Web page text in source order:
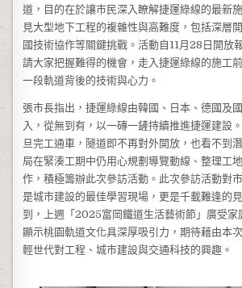
道，目的在於讓市民深入瞭解捷運綠線的最新
見大型地下工程的複雜性與高難度，包括深層
國技術協作等關鍵挑戰。活動自11月28日開放
請大家把握難得的機會，走入捷運綠線的施工
一段軌道背後的技術與心力。
張市長指出，捷運綠線由韓國、日本、德國及
入，從無到有，以一磚一鏟持續推進捷運建設
旦完工通車，隧道即不再對外開放，也看不到
局在緊湊工期中仍用心規劃導覽動線、整理工
作，積極籌辦此次參訪活動。此次參訪活動對
是城市建設的最佳學習現場，更是千載難逢的
到，上週「2025富岡鐵道生活藝術節」廣受家
顯示桃園軌道文化具深厚吸引力，期待藉由本
輕世代對工程、城市建設與交通科技的興趣。